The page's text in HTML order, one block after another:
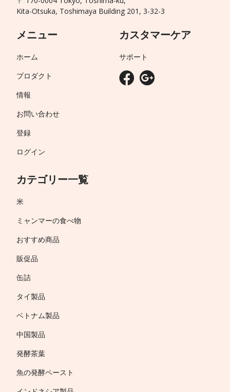
Kita-Otsuka, Toshimaya Building 201, 3-32-3
メニュー
ホーム
プロダクト
情報
お問い合わせ
登録
ログイン
カテゴリー一覧
米
ミャンマーの食べ物
おすすめ商品
販促品
缶詰
タイ製品
ベトナム製品
中国製品
発酵茶葉
魚の発酵ペースト
カスタマーケア
サポート